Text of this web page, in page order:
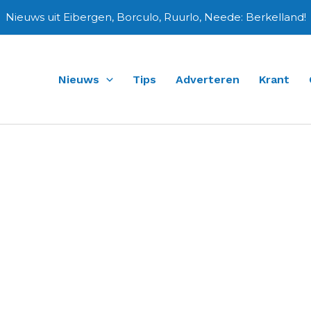
Nieuws uit Eibergen, Borculo, Ruurlo, Neede: Berkelland!
Nieuws Tips Adverteren Krant